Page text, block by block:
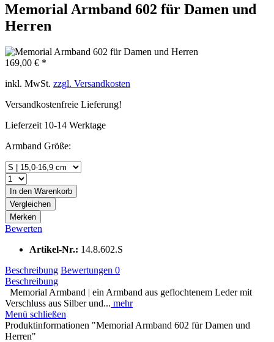
Memorial Armband 602 für Damen und
Herren
169,00 € *
inkl. MwSt. zzgl. Versandkosten
Versandkostenfreie Lieferung!
Lieferzeit 10-14 Werktage
Armband Größe:
In den Warenkorb
Vergleichen
Merken
Bewerten
Artikel-Nr.: 14.8.602.S
Beschreibung Bewertungen 0
Beschreibung
Memorial Armband | ein Armband aus geflochtenem Leder mit
Verschluss aus Silber und... mehr
Menü schließen
Produktinformationen "Memorial Armband 602 für Damen und
Herren"